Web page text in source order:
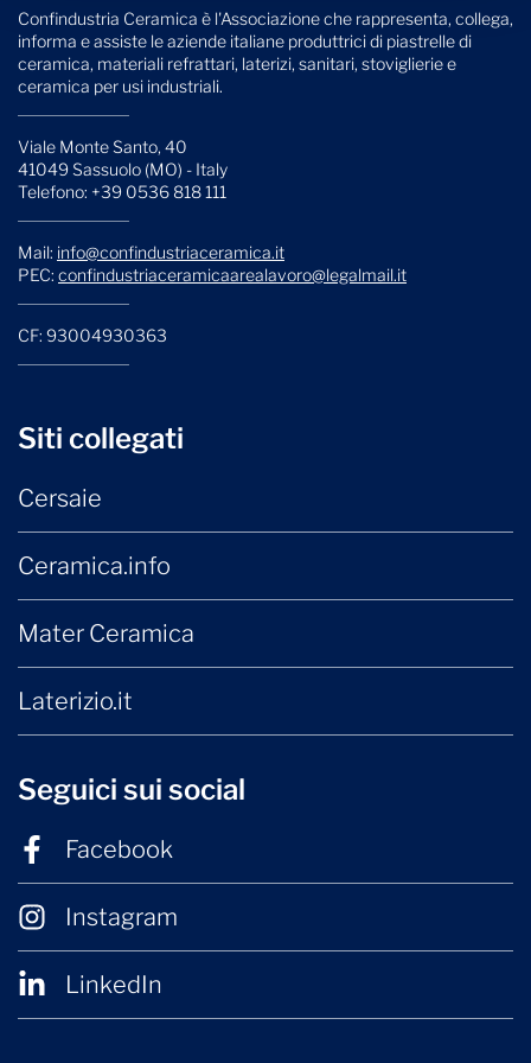
Confindustria Ceramica è l'Associazione che rappresenta, collega,
informa e assiste le aziende italiane produttrici di piastrelle di
ceramica, materiali refrattari, laterizi, sanitari, stoviglierie e
ceramica per usi industriali.
Viale Monte Santo, 40
41049 Sassuolo (MO) - Italy
Telefono: +39 0536 818 111
Mail: info@confindustriaceramica.it
PEC: confindustriaceramicaarealavoro@legalmail.it
CF: 93004930363
Siti collegati
Cersaie
Ceramica.info
Mater Ceramica
Laterizio.it
Seguici sui social
Facebook
Instagram
LinkedIn